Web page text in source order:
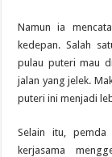
Namun ia
kedepan. Salah
pulau puteri mau
jalan yang jelek.
puteri ini menjadi
Selain itu,
kerjasama